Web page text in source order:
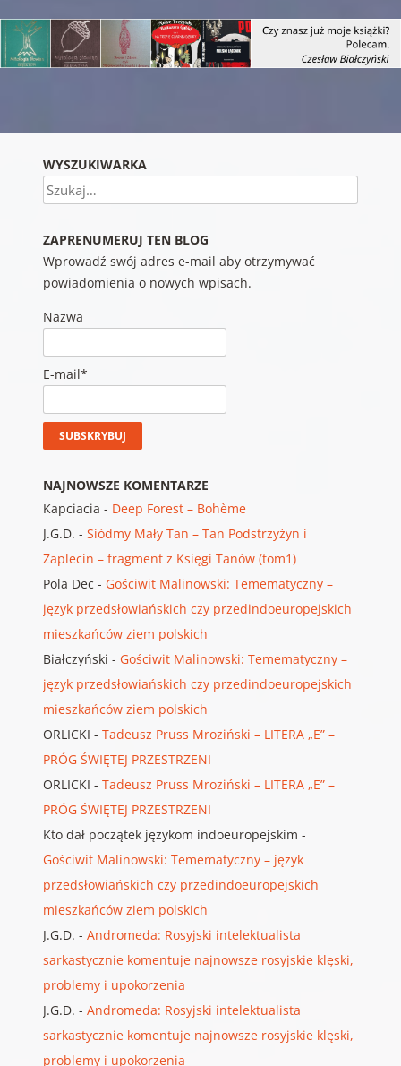
WYSZUKIWARKA
Szukaj
ZAPRENUMERUJ TEN BLOG
Wprowadź swój adres e-mail aby otrzymywać
powiadomienia o nowych wpisach.
Nazwa
E-mail*
NAJNOWSZE KOMENTARZE
Kapciacia - Deep Forest – Bohème
J.G.D. - Siódmy Mały Tan – Tan Podstrzyżyn i
Zaplecin – fragment z Księgi Tanów (tom1)
Pola Dec - Gościwit Malinowski: Temematyczny –
język przedsłowiańskich czy przedindoeuropejskich
mieszkańców ziem polskich
Białczyński - Gościwit Malinowski: Temematyczny –
język przedsłowiańskich czy przedindoeuropejskich
mieszkańców ziem polskich
ORLICKI - Tadeusz Pruss Mroziński – LITERA „E” –
PRÓG ŚWIĘTEJ PRZESTRZENI
ORLICKI - Tadeusz Pruss Mroziński – LITERA „E” –
PRÓG ŚWIĘTEJ PRZESTRZENI
Kto dał początek językom indoeuropejskim -
Gościwit Malinowski: Temematyczny – język
przedsłowiańskich czy przedindoeuropejskich
mieszkańców ziem polskich
J.G.D. - Andromeda: Rosyjski intelektualista
sarkastycznie komentuje najnowsze rosyjskie klęski,
problemy i upokorzenia
J.G.D. - Andromeda: Rosyjski intelektualista
sarkastycznie komentuje najnowsze rosyjskie klęski,
problemy i upokorzenia